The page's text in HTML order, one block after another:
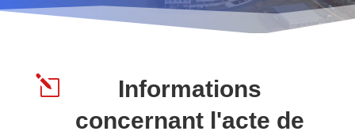
l
Informations
concernant l'acte de